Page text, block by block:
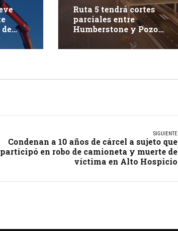
Ruta 5 tendrá cortes
parciales entre
Humberstone y Pozo
Almonte durante este
jueves
SIGUIENTE
Condenan a 10 años de cárcel a sujeto que
participó en robo de camioneta y muerte de
víctima en Alto Hospicio